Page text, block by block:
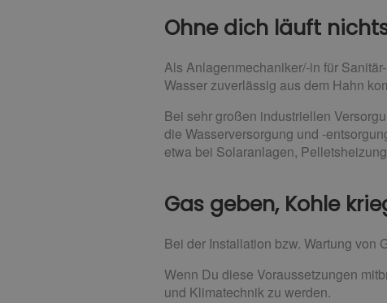
Ohne dich läuft
Als Anlagenmechaniker/-in für
Wasser zuverlässig aus dem Hahn
Bei sehr großen industriellen
die Wasserversorgung und -
etwa bei Solaranlagen,
Gas geben, Kohle
Bei der Installation bzw. Wartung von
Wenn Du diese Voraussetzungen
und Klimatechnik zu werden.